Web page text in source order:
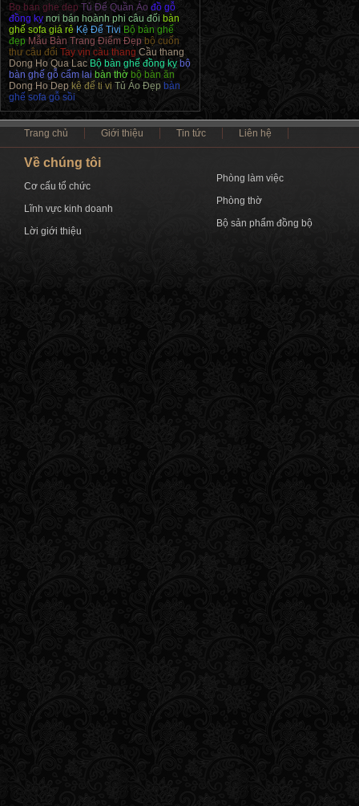
Bo ban ghe dep Tủ Để Quần Áo đồ gỗ
đồng kỵ nơi bán hoành phi câu đối bàn
ghế sofa giá rẻ Kệ Để Tivi Bộ bàn ghế
đẹp Mẫu Bàn Trang Điểm Đẹp bộ cuốn
thư câu đối Tay vịn càu thang Cầu thang
Dong Ho Qua Lac Bộ bàn ghế đồng kỵ bộ
bàn ghế gỗ cẩm lai bàn thờ bộ bàn ăn
Dong Ho Dep kệ để ti vi Tủ Áo Đẹp bàn
ghế sofa gỗ sồi
Trang chủ Giới thiệu Tin tức Liên hệ
Về chúng tôi
Cơ cấu tổ chức
Lĩnh vực kinh doanh
Lời giới thiệu
Phòng làm việc
Phòng thờ
Bộ sản phẩm đồng bộ